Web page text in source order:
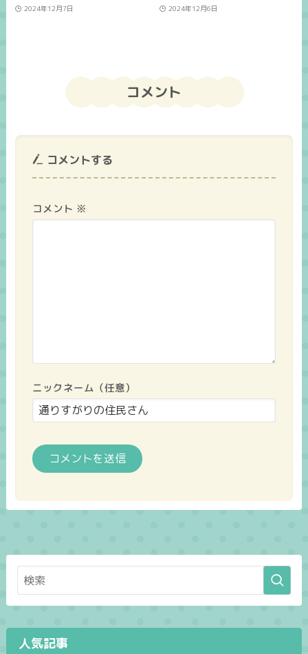
2024年12月7日 2024年12月6日
コメント
コメントする
コメント ※
ニックネーム（任意）
人気記事